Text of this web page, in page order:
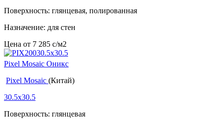
Поверхность: глянцевая, полированная
Назначение: для стен
Цена от 7 285 c/м2
Pixel Mosaic Оникс
Pixel Mosaic (Китай)
30.5x30.5
Поверхность: глянцевая